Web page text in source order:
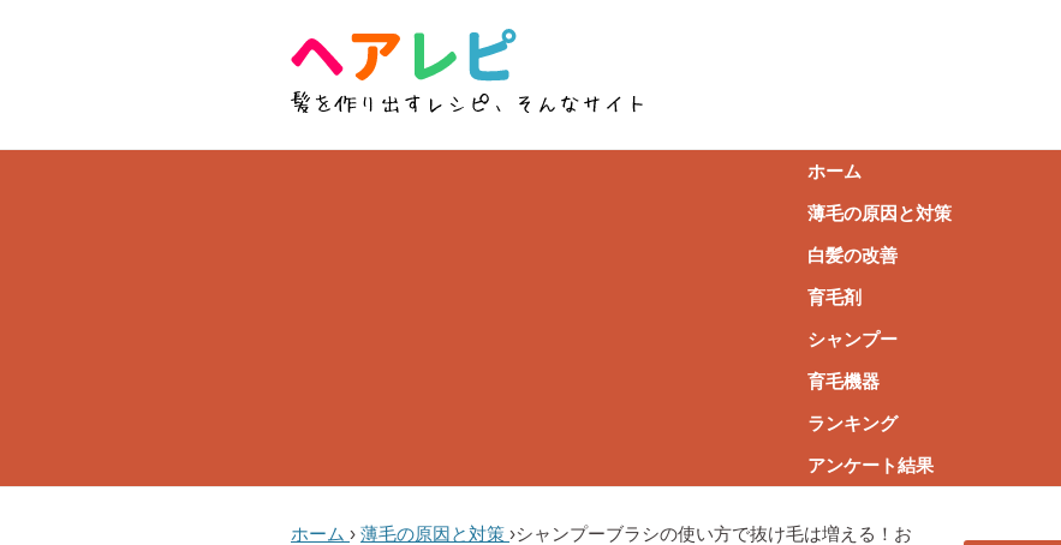
ホーム
薄毛の原因と対策
白髪の改善
育毛剤
シャンプー
育毛機器
ランキング
アンケート結果
ホーム › 薄毛の原因と対策 ›シャンプーブラシの使い方で抜け毛は増える！お